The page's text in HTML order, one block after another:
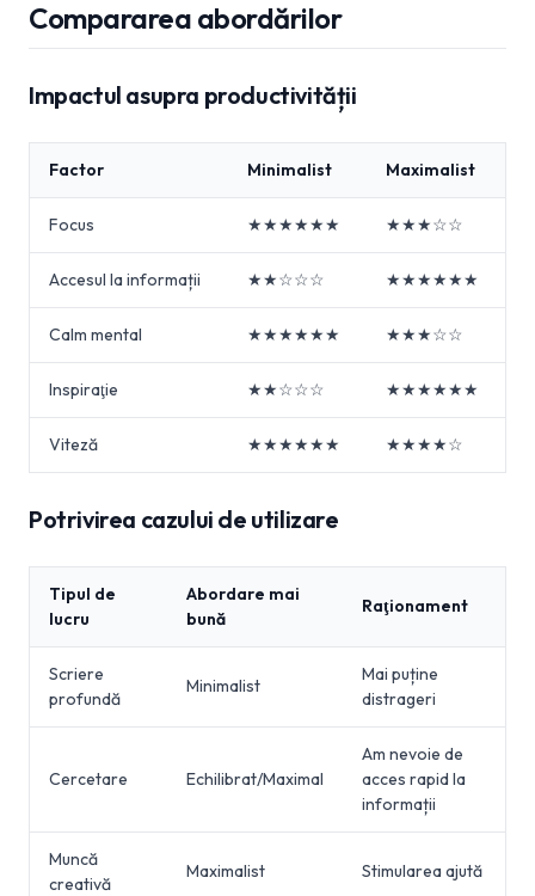
Compararea abordărilor
Impactul asupra productivității
Factor Minimalist Maximalist
Focus ★★★★★★ ★★★☆☆
Accesul la informații ★★☆☆☆ ★★★★★★
Calm mental ★★★★★★ ★★★☆☆
Inspiraţie ★★☆☆☆ ★★★★★★
Viteză ★★★★★★ ★★★★☆
Potrivirea cazului de utilizare
Tipul de
lucru
Abordare mai
bună
Raţionament
Scriere
profundă
Minimalist
Mai puține
distrageri
Cercetare Echilibrat/Maximal
Am nevoie de
acces rapid la
informații
Muncă
creativă
Maximalist Stimularea ajută